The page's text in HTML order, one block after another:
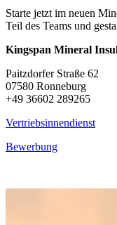
Starte jetzt im neuen
Teil des Teams und
Kingspan Mineral
Paitzdorfer Straße 62
07580 Ronneburg
+49 36602 289265
Vertriebsinnendienst
Bewerbung